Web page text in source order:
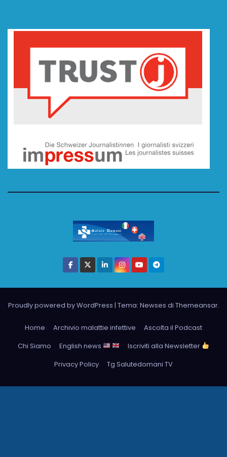
Proudly powered by WordPress | Tema: Newses di Themeansar.
Home Archivio malattie infettive
Ascolta il Podcast
Chi Siamo
English news
Iscriviti alla Newsletter
Privacy Policy
Tg Salutedomani TV